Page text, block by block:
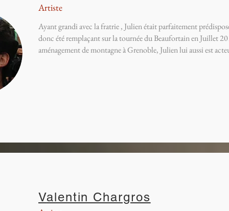
Artiste
Ayant grandi avec la fratrie , Julien était parfaitement
donc été remplaçant sur la tournée du Beaufortain en Juillet
aménagement de montagne à Grenoble, Julien lui aussi est
Valentin Chargros